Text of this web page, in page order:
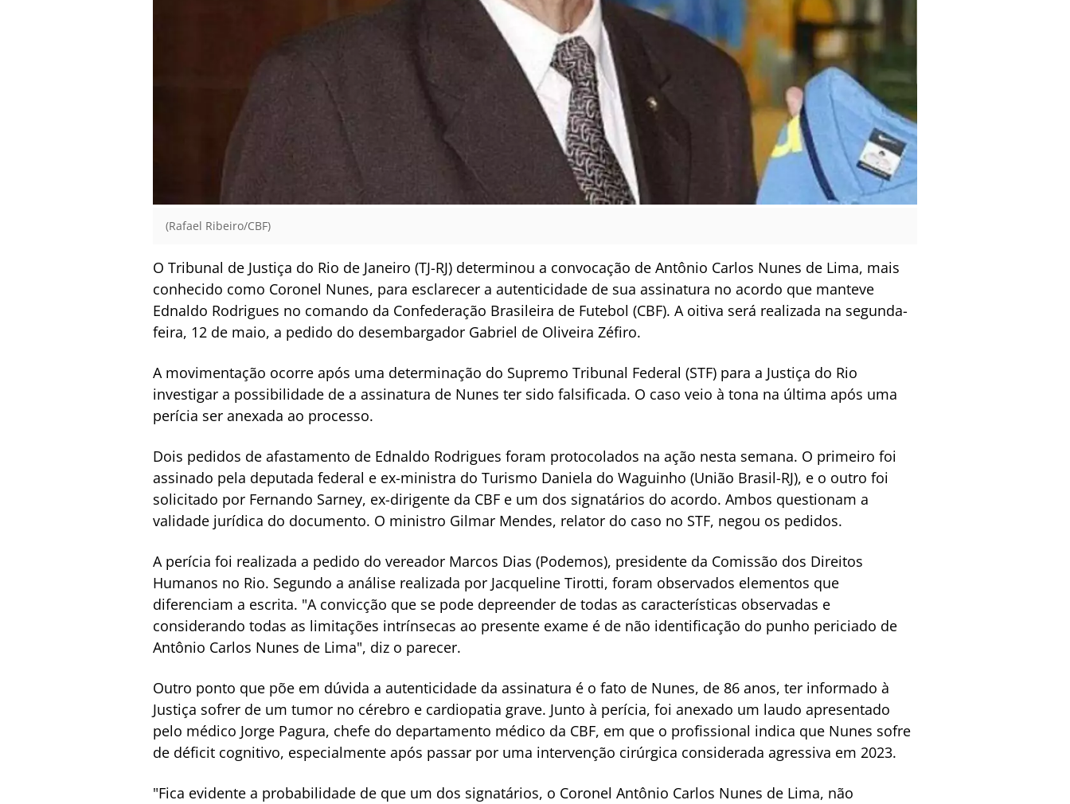
(Rafael Ribeiro/CBF)
O Tribunal de Justiça do Rio de Janeiro (TJ-RJ) determinou a convocação de Antônio Carlos Nunes de Lima, mais
conhecido como Coronel Nunes, para esclarecer a autenticidade de sua assinatura no acordo que manteve
Ednaldo Rodrigues no comando da Confederação Brasileira de Futebol (CBF). A oitiva será realizada na segunda-
feira, 12 de maio, a pedido do desembargador Gabriel de Oliveira Zéfiro.
A movimentação ocorre após uma determinação do Supremo Tribunal Federal (STF) para a Justiça do Rio
investigar a possibilidade de a assinatura de Nunes ter sido falsificada. O caso veio à tona na última após uma
perícia ser anexada ao processo.
Dois pedidos de afastamento de Ednaldo Rodrigues foram protocolados na ação nesta semana. O primeiro foi
assinado pela deputada federal e ex-ministra do Turismo Daniela do Waguinho (União Brasil-RJ), e o outro foi
solicitado por Fernando Sarney, ex-dirigente da CBF e um dos signatários do acordo. Ambos questionam a
validade jurídica do documento. O ministro Gilmar Mendes, relator do caso no STF, negou os pedidos.
A perícia foi realizada a pedido do vereador Marcos Dias (Podemos), presidente da Comissão dos Direitos
Humanos no Rio. Segundo a análise realizada por Jacqueline Tirotti, foram observados elementos que
diferenciam a escrita. "A convicção que se pode depreender de todas as características observadas e
considerando todas as limitações intrínsecas ao presente exame é de não identificação do punho periciado de
Antônio Carlos Nunes de Lima", diz o parecer.
Outro ponto que põe em dúvida a autenticidade da assinatura é o fato de Nunes, de 86 anos, ter informado à
Justiça sofrer de um tumor no cérebro e cardiopatia grave. Junto à perícia, foi anexado um laudo apresentado
pelo médico Jorge Pagura, chefe do departamento médico da CBF, em que o profissional indica que Nunes sofre
de déficit cognitivo, especialmente após passar por uma intervenção cirúrgica considerada agressiva em 2023.
"Fica evidente a probabilidade de que um dos signatários, o Coronel Antônio Carlos Nunes de Lima, não